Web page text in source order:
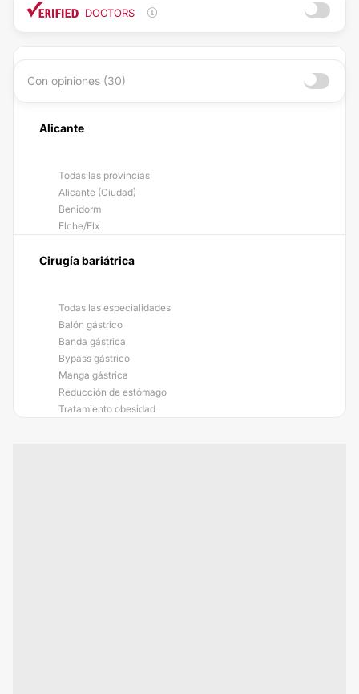
DOCTORS
Con opiniones (30)
Alicante
Todas las provincias
Alicante (Ciudad)
Benidorm
Elche/Elx
Cirugía bariátrica
Todas las especialidades
Balón gástrico
Banda gástrica
Bypass gástrico
Manga gástrica
Reducción de estómago
Tratamiento obesidad